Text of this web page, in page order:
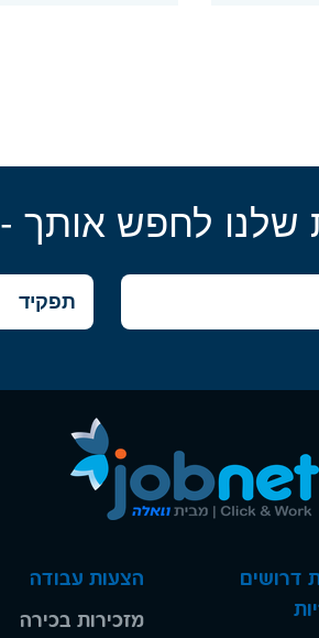
שלנו לחפש אותך
דרושים
הצעות עבודה
מזכירות בכירה